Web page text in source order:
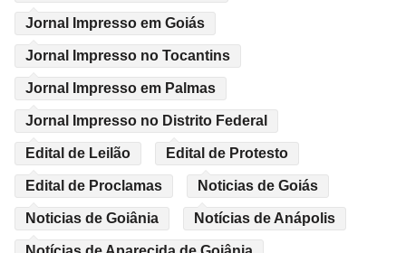
Jornal Impresso em Goiás
Jornal Impresso no Tocantins
Jornal Impresso em Palmas
Jornal Impresso no Distrito Federal
Edital de Leilão Edital de Protesto
Edital de Proclamas Noticias de Goiás
Noticias de Goiânia Notícias de Anápolis